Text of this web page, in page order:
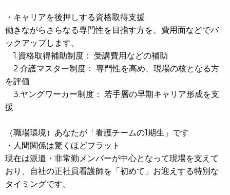
・キャリアを後押しする資格取得支援
働きながらさらなる専門性を目指す方を、費用面などでバ
ックアップします。
1.資格取得補助制度： 受講費用などの補助
2.介護マスター制度： 専門性を高め、現場の核となる方
を評価
3.ヤングワーカー制度： 若手層の早期キャリア形成を支
援
（職場環境）あなたが「看護チームの1期生」です
・人間関係は驚くほどフラット
現在は派遣・非常勤メンバーが中心となって現場を支えて
おり、自社の正社員看護師を「初めて」お迎えする特別な
タイミングです。